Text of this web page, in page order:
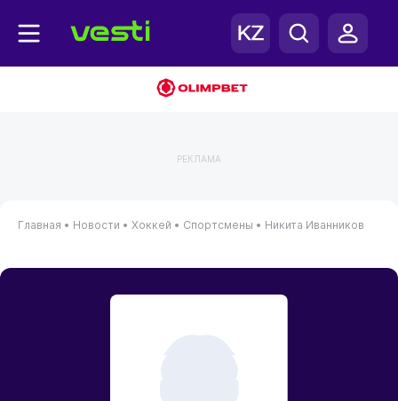
РЕКЛАМА
Главная • Новости • Хоккей • Спортсмены • Никита Иванников